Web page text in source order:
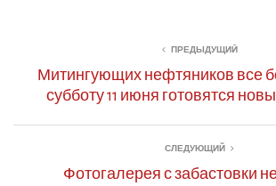
ПРЕДЫДУЩИЙ
Митингующих нефтяников все
субботу 11 июня готовятся
СЛЕДУЮЩИЙ
Фотогалерея с забастовки